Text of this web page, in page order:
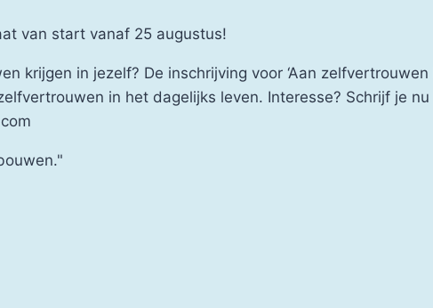
van start vanaf 25 augustus!
krijgen in jezelf? De inschrijving voor ‘Aan
in het dagelijks leven. Interesse? Schrijf je